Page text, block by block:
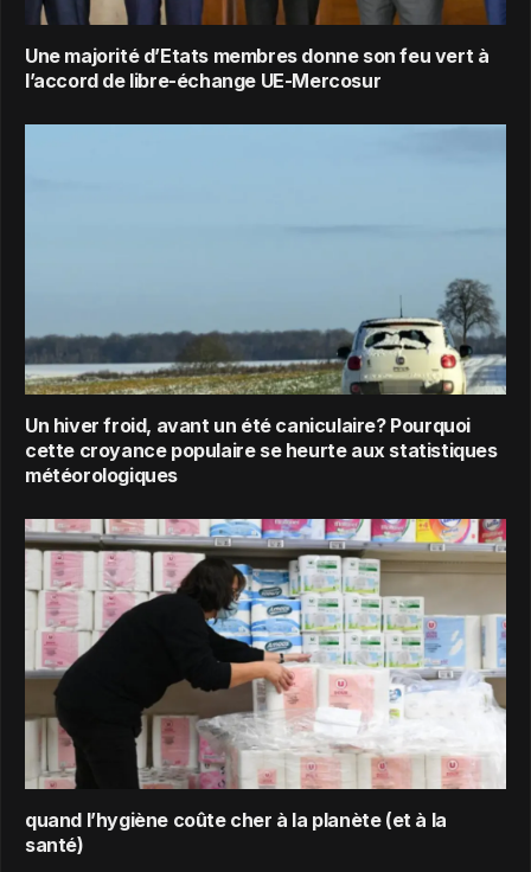
Une majorité d’Etats membres donne son feu vert à
l’accord de libre-échange UE-Mercosur
Un hiver froid, avant un été caniculaire? Pourquoi
cette croyance populaire se heurte aux statistiques
météorologiques
quand l’hygiène coûte cher à la planète (et à la
santé)